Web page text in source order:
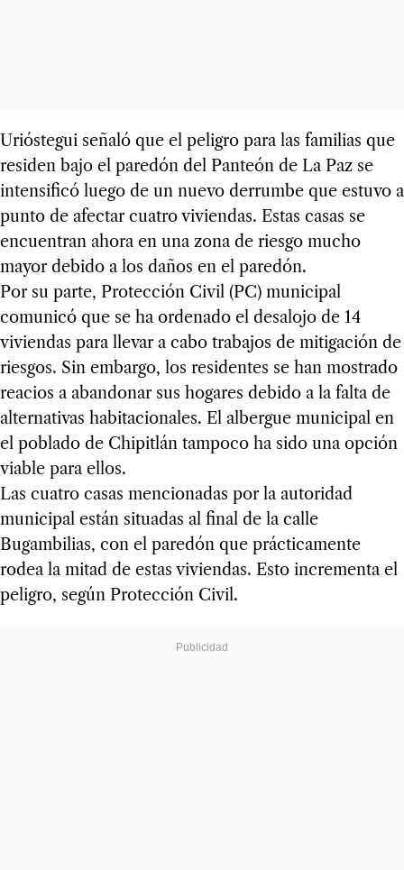
Urióstegui señaló que el peligro para las familias que
residen bajo el paredón del Panteón de La Paz se
intensificó luego de un nuevo derrumbe que estuvo a
punto de afectar cuatro viviendas. Estas casas se
encuentran ahora en una zona de riesgo mucho
mayor debido a los daños en el paredón.
Por su parte, Protección Civil (PC) municipal
comunicó que se ha ordenado el desalojo de 14
viviendas para llevar a cabo trabajos de mitigación de
riesgos. Sin embargo, los residentes se han mostrado
reacios a abandonar sus hogares debido a la falta de
alternativas habitacionales. El albergue municipal en
el poblado de Chipitlán tampoco ha sido una opción
viable para ellos.
Las cuatro casas mencionadas por la autoridad
municipal están situadas al final de la calle
Bugambilias, con el paredón que prácticamente
rodea la mitad de estas viviendas. Esto incrementa el
peligro, según Protección Civil.